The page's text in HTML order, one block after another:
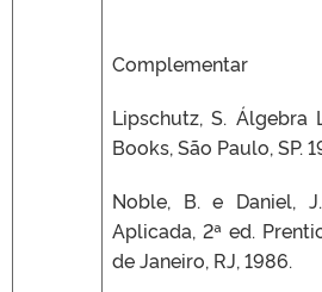
Complementar
Lipschutz, S. Álgebra
Books, São Paulo, SP.
Noble, B. e Daniel,
Aplicada, 2ª ed.
de Janeiro, RJ, 1986.